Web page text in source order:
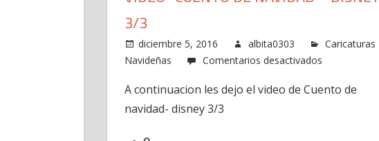
3/3
diciembre 5, 2016 albita0303
Caricaturas
Navideñas
Comentarios desactivadosen
Cuento
A continuacion les dejo el video de Cuento de
navidad- disney 3/3